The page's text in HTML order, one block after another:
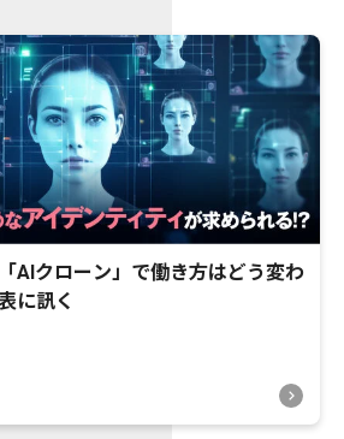
AIクローン」で働き方はどう変わ
に訊く